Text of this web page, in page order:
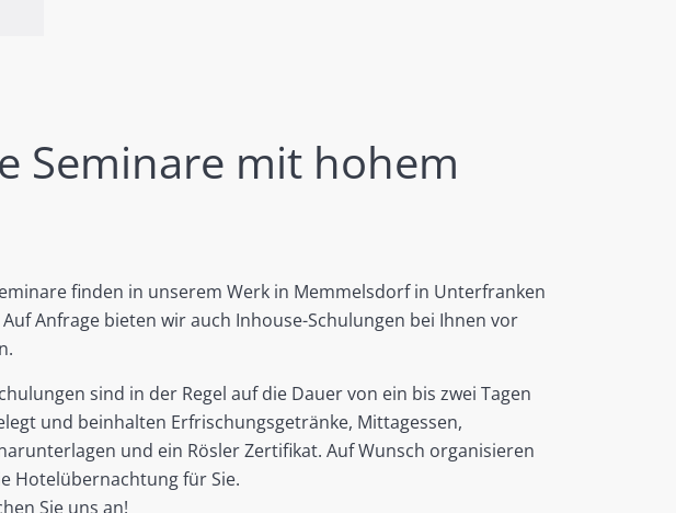
Seminare mit hohem
finden in unserem Werk in Memmelsdorf in Unterfranken
Anfrage bieten wir auch Inhouse-Schulungen bei Ihnen vor
sind in der Regel auf die Dauer von ein bis zwei Tagen
und beinhalten Erfrischungsgetränke, Mittagessen,
und ein Rösler Zertifikat. Auf Wunsch organisieren
Hotelübernachtung für Sie.
Sie uns an!